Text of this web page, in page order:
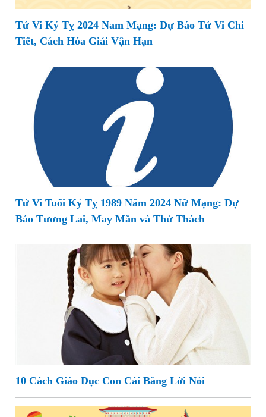
Tử Vi Kỷ Tỵ 2024 Nam Mạng: Dự Báo Tử Vi Chi
Tiết, Cách Hóa Giải Vận Hạn
Tử Vi Tuổi Kỷ Tỵ 1989 Năm 2024 Nữ Mạng: Dự
Báo Tương Lai, May Mắn và Thử Thách
10 Cách Giáo Dục Con Cái Bằng Lời Nói